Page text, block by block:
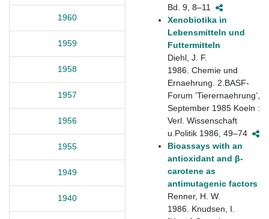
1960
1959
1958
1957
1956
1955
1949
1940
Bd. 9, 8–11
Xenobiotika in
Lebensmitteln und
Futtermitteln
Diehl, J. F.
1986. Chemie und
Ernaehrung. 2.BASF-
Forum ’Tierernaehrung’,
September 1985 Koeln :
Verl. Wissenschaft
u.Politik 1986, 49–74
Bioassays with an
antioxidant and β-
carotene as
antimutagenic factors
Renner, H. W.
1986. Knudsen, I.